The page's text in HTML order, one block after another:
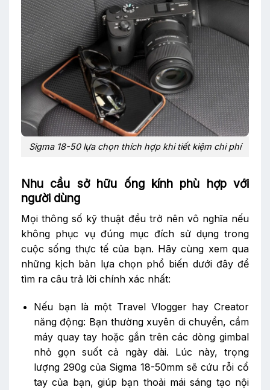
Sigma 18-50 lựa chọn thích hợp khi tiết kiệm chi phí
Nhu cầu sở hữu ống kính phù hợp với
người dùng
Mọi thông số kỹ thuật đều trở nên vô nghĩa nếu
không phục vụ đúng mục đích sử dụng trong
cuộc sống thực tế của bạn. Hãy cùng xem qua
những kịch bản lựa chọn phổ biến dưới đây để
tìm ra câu trả lời chính xác nhất:
Nếu bạn là một Travel Vlogger hay Creator
năng động: Bạn thường xuyên di chuyển, cầm
máy quay tay hoặc gắn trên các dòng gimbal
nhỏ gọn suốt cả ngày dài. Lúc này, trọng
lượng 290g của Sigma 18-50mm sẽ cứu rỗi cổ
tay của bạn, giúp bạn thoải mái sáng tạo nội